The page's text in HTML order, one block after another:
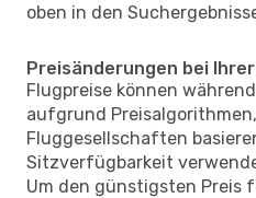
oben in den
Preisänderungen bei
Flugpreise können
aufgrund
Fluggesellschaften
Sitzverfügbarkeit
Um den günstigsten Preis